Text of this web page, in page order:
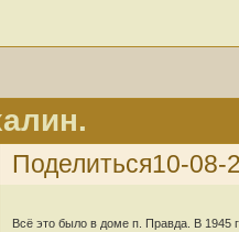
Поделиться10-08-
Всё это было в доме п. Правда. В 1945